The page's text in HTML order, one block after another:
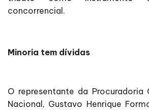
concorrencial.
Minoria tem dívidas
O representante da Procuradoria
Nacional, Gustavo Henrique